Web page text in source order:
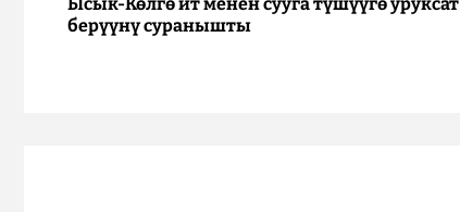
берүүнү суранышты